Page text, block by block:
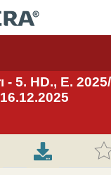
- 5. HD., E.